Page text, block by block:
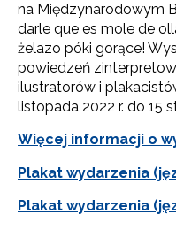
na Międzynarodowym
darle que es mole de
żelazo póki gorące!
powiedzeń
ilustratorów i
listopada 2022 r. do 15
Więcej informacji o
Plakat wydarzenia
Plakat wydarzenia